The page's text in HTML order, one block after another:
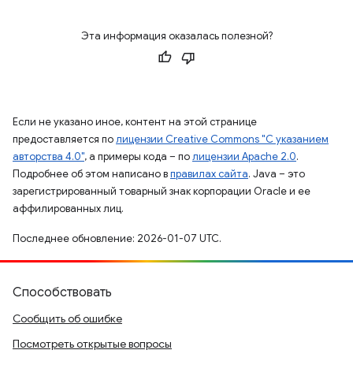
Эта информация оказалась полезной?
Если не указано иное, контент на этой странице
предоставляется полицензии Creative Commons "С указанием
авторства 4.0", а примеры кода – полицензии Apache 2.0.
Подробнее об этом написано вправилах сайта. Java – это
зарегистрированный товарный знак корпорации Oracle и ее
аффилированных лиц.
Последнее обновление: 2026-01-07 UTC.
Способствовать
Сообщить об ошибке
Посмотреть открытые вопросы